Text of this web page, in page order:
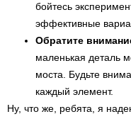
бойтесь
эффективные
Обратите
маленькая деталь
моста. Будьте
каждый элемент.
Ну, что же, ребята, я